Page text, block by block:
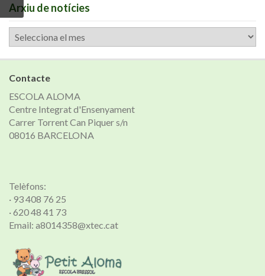
Arxiu de notícies
Arxiu
de
notícies
Contacte
ESCOLA ALOMA
Centre Integrat d'Ensenyament
Carrer Torrent Can Piquer s/n
08016 BARCELONA
Telèfons:
· 93 408 76 25
· 620 48 41 73
Email: a8014358@xtec.cat